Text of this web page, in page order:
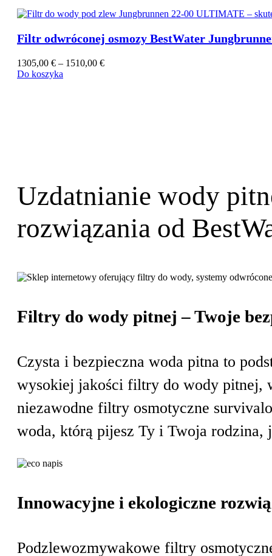
Wkłady i filtry wymienne
Filtry wstępne (sedimentacyjne)
Filtr odwróconej osmozy BestWater
1305,00 € – 1510,00 €Zakres
Do koszyka
Uzdatnianie wody
rozwiązania od
Filtry do wody pitnej – Twoje
Czysta i bezpieczna woda pitna to
wysokiej jakości filtry do wody pitnej,
niezawodne filtry osmotyczne
woda, którą pijesz Ty i Twoja
Innowacyjne i ekologiczne
Podzlewozmywakowe filtry